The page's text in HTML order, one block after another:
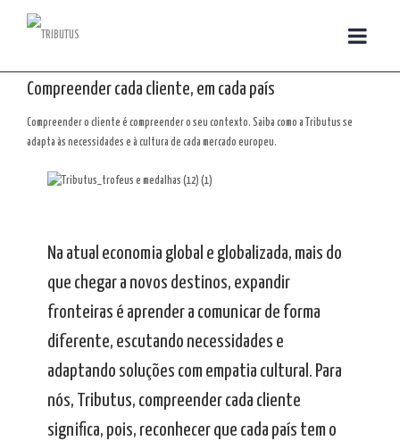
Compreender cada cliente, em cada país
Compreender o cliente é compreender o seu contexto. Saiba como a Tributus se
adapta às necessidades e à cultura de cada mercado europeu.
Na atual economia global e globalizada, mais do
que chegar a novos destinos, expandir
fronteiras é aprender a comunicar de forma
diferente, escutando necessidades e
adaptando soluções com empatia cultural. Para
nós, Tributus, compreender cada cliente
significa, pois, reconhecer que cada país tem o